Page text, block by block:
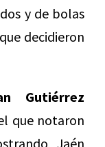
y de bolas
decidieron
Gutiérrez
que notaron
Jaén